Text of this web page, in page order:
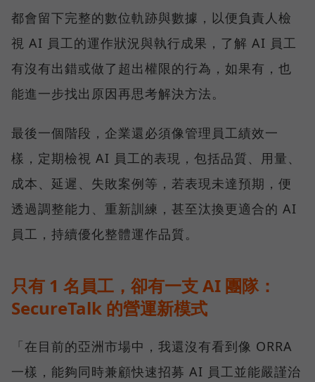
都會留下完整的數位軌跡與數據，以便負責人檢
視 AI 員工的運作狀況與執行成果，了解 AI 員工
有沒有出錯或做了超出權限的行為，如果有，也
能進一步找出原因再思考解決方法。
最後一個階段，企業還必須像管理員工績效一
樣，定期檢視 AI 員工的表現，包括品質、用量、
成本、延遲、失敗案例等，若表現未達預期，便
透過調整能力、重新訓練，甚至汰換更適合的 AI
員工，持續優化整體運作品質。
只有 1 名員工，卻有一支 AI 團隊：
SecureTalk 的營運新模式
「在目前的亞洲市場中，我還沒有看到像 ORRA
一樣，能夠同時兼顧快速招募 AI 員工並能嚴謹治